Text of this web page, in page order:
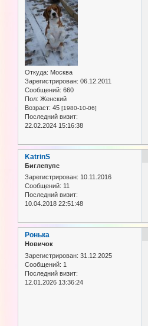
Откуда: Москва
Зарегистрирован: 06.12.2011
Сообщений: 660
Пол: Женский
Возраст: 45 [1980-10-06]
Последний визит:
22.02.2024 15:16:38
KatrinS
Биглепупс
Зарегистрирован: 10.11.2016
Сообщений: 11
Последний визит:
10.04.2018 22:51:48
Ронька
Новичок
Зарегистрирован: 31.12.2025
Сообщений: 1
Последний визит:
12.01.2026 13:36:24